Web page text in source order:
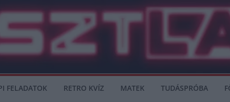
FELADATOK RETRO KVÍZ MATEK TUDÁSPRÓBA